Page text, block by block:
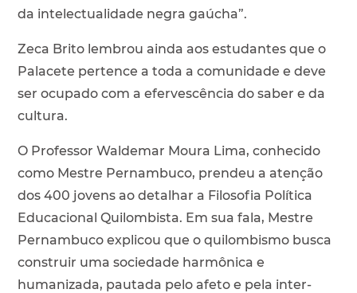
da intelectualidade negra gaúcha”.
Zeca Brito lembrou ainda aos estudantes que o
Palacete pertence a toda a comunidade e deve
ser ocupado com a efervescência do saber e da
cultura.
O Professor Waldemar Moura Lima, conhecido
como Mestre Pernambuco, prendeu a atenção
dos 400 jovens ao detalhar a Filosofia Política
Educacional Quilombista. Em sua fala, Mestre
Pernambuco explicou que o quilombismo busca
construir uma sociedade harmônica e
humanizada, pautada pelo afeto e pela inter-